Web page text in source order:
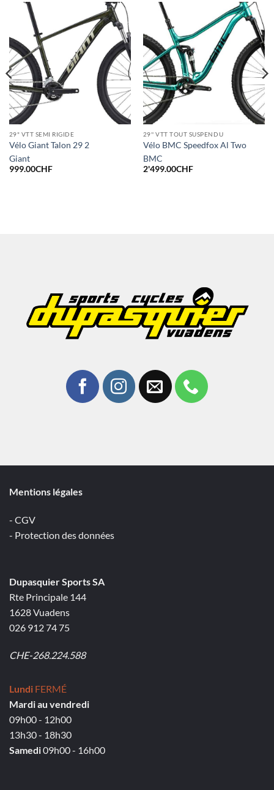
29" VTT SEMI RIGIDE
Vélo Giant Talon 29 2
Giant
999.00CHF
29'' VTT TOUT SUSPENDU
Vélo BMC Speedfox Al Two
BMC
2'499.00CHF
Mentions légales
- CGV
- Protection des données
Dupasquier Sports SA
Rte Principale 144
1628 Vuadens
026 912 74 75
CHE-268.224.588
Lundi FERMÉ
Mardi au vendredi
09h00 - 12h00
13h30 - 18h30
Samedi09h00 - 16h00